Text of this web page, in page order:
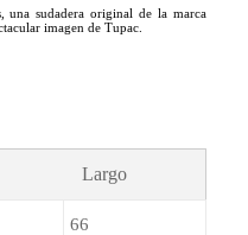
una sudadera original de la marca
imagen de Tupac.
Largo
66